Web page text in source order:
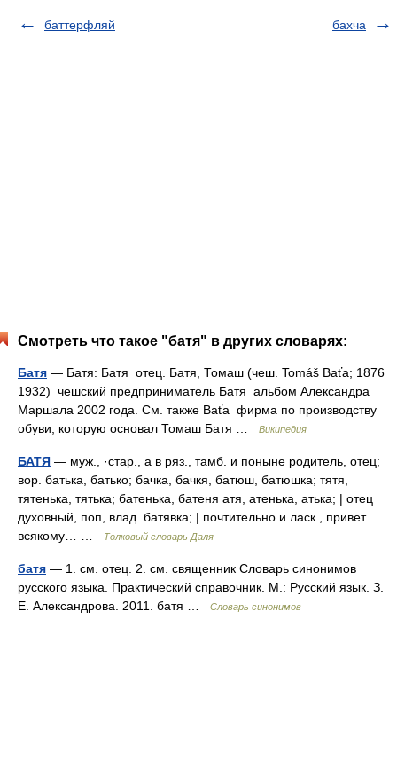
баттерфляй бахча
Смотреть что такое "батя" в других словарях:
Батя — Батя: Батя отец. Батя, Томаш (чеш. Tomáš Baťa; 1876
1932) чешский предприниматель Батя альбом Александра
Маршала 2002 года. См. также Baťa фирма по производству
обуви, которую основал Томаш Батя …
Википедия
БАТЯ — муж., ·стар., а в ряз., тамб. и поныне родитель, отец;
вор. батька, батько; бачка, бачкя, батюш, батюшка; тятя,
тятенька, тятька; батенька, батеня атя, атенька, атька; | отец
духовный, поп, влад. батявка; | почтительно и ласк., привет
всякому… …
Толковый словарь Даля
батя — 1. см. отец. 2. см. священник Словарь синонимов
русского языка. Практический справочник. М.: Русский язык. З.
Е. Александрова. 2011. батя …
Словарь синонимов